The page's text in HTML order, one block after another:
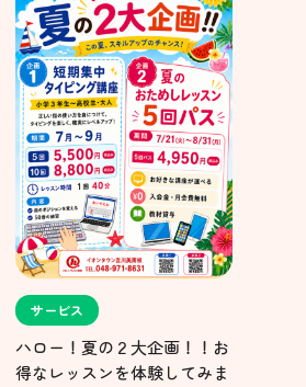
サービス
ハロー！夏の２大企画！！お
得なレッスンを体験してみま